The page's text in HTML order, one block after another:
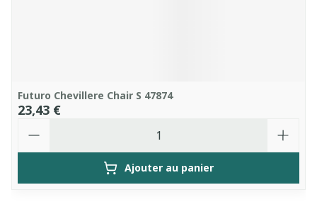
Futuro Chevillere Chair S 47874
23,43 €
Ajouter au panier